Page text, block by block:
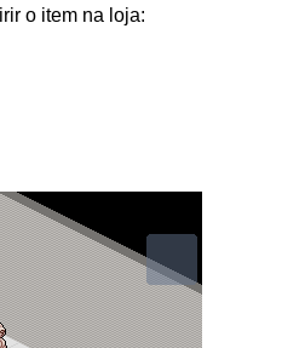
o item na loja: